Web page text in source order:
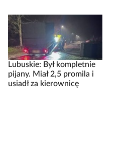
Lubuskie: Był kompletnie
pijany. Miał 2,5 promila i
usiadł za kierownicę